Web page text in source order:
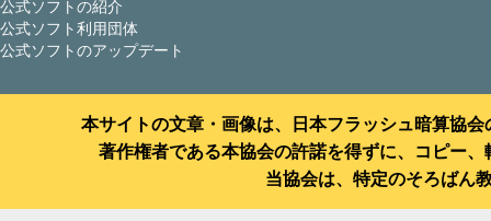
公式ソフトの紹介
公式ソフト利用団体
公式ソフトのアップデート
本サイトの文章・画像は、日本フラッシュ暗算協
著作権者である本協会の許諾を得ずに、コピー
当協会は、特定のそろばん